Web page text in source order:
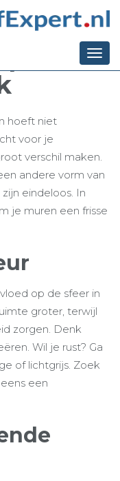
voor
hoeft niet
voor je
verschil maken.
andere vorm van
eindeloos. In
je muren een frisse
op de sfeer in
groter, terwijl
zorgen. Denk
Wil je rust? Ga
of lichtgrijs. Zoek
een